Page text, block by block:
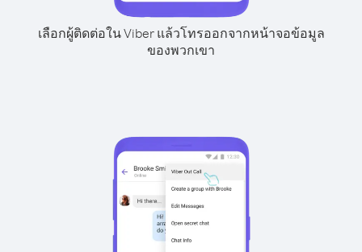
เลือกผู้ติดต่อใน Viber แล้วโทรออกจากหน้าจอข้อมูล
ของพวกเขา